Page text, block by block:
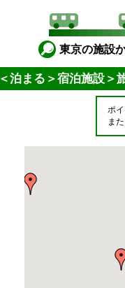
東京の施設
＜泊まる＞宿泊施設＞
ポ
ま